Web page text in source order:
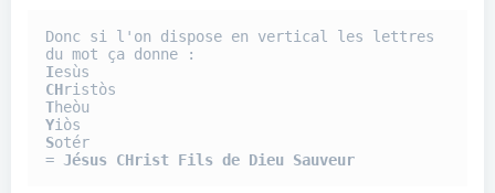
Donc si l'on dispose en vertical les lettres
I
CH
T
Y
Sotér
= Jésus CHrist Fils de Dieu Sauveur